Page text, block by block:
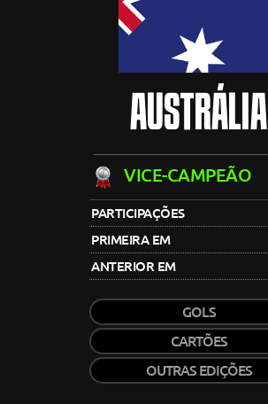
AUSTRÁLIA
VICE-CAMPEÃO
PARTICIPAÇÕES
PRIMEIRA EM
ANTERIOR EM
GOLS
CARTÕES
OUTRAS EDIÇÕES